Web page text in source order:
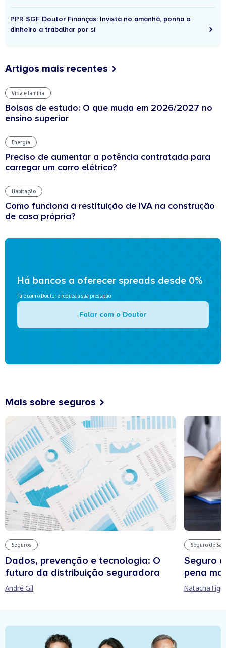
PPR SGF Doutor Finanças: Invista no amanhã, ponha o
dinheiro a trabalhar por si
Artigos mais recentes
Vida e família
Bolsas de estudo: O que muda em 2026/2027 no
ensino superior
Energia
Preciso de aumentar a potência contratada para
carregar um carro elétrico?
Habitação
Como funciona a restituição de IVA na construção
de casa própria?
Há bancos a oferecer spreads desde 0%
Fale com o Doutor e reduza a sua prestação
Falar com o Doutor
Mais sobre seguros
Seguros
Dados, prevenção e tecnologia: O
futuro da distribuição seguradora
André Gil
Seguro de
Seguro
pena
Natacha